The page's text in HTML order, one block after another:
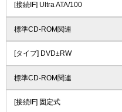
[接続IF] Ultra ATA/100
標準CD-ROM関連
[タイプ] DVD±RW
標準CD-ROM関連
[接続IF] 固定式